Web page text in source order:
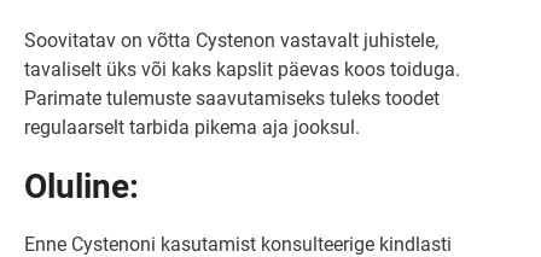
Soovitatav on võtta Cystenon vastavalt juhistele,
tavaliselt üks või kaks kapslit päevas koos toiduga.
Parimate tulemuste saavutamiseks tuleks toodet
regulaarselt tarbida pikema aja jooksul.
Oluline:
Enne Cystenoni kasutamist konsulteerige kindlasti